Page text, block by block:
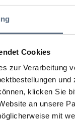
Cookies
zur Verarbeitung
klicken Sie
an unsere
mit